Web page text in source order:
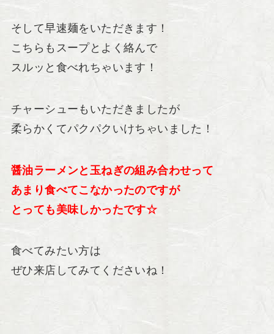
そして早速麺をいただきます！
こちらもスープとよく絡んで
スルッと食べれちゃいます！
チャーシューもいただきましたが
柔らかくてパクパクいけちゃいました！
醤油ラーメンと玉ねぎの組み合わせって
あまり食べてこなかったのですが
とっても美味しかったです☆
食べてみたい方は
ぜひ来店してみてくださいね！